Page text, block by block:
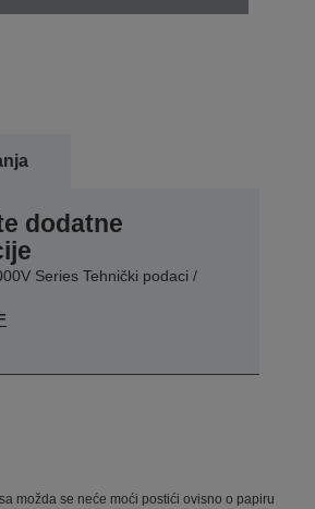
dodatne
Series Tehnički podaci /
možda se neće moći postići ovisno o papiru